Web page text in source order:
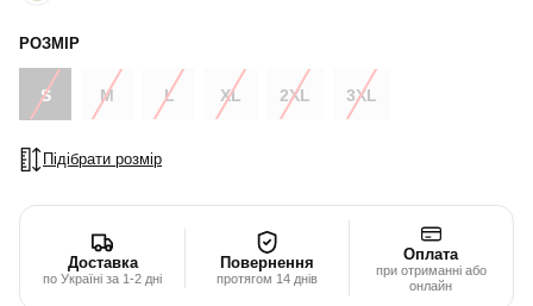
РОЗМІР
S M L XL 2XL 3XL
Підібрати розмір
Доставка
по Україні за 1-2 дні
Повернення
протягом 14 днів
Оплата
при отриманні або
онлайн